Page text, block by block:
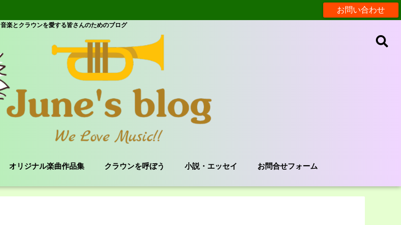
お問い合わせ
音楽とクラウンを愛する皆さんのためのブログ
オリジナル楽曲作品集 クラウンを呼ぼう 小説・エッセイ お問合せフォーム